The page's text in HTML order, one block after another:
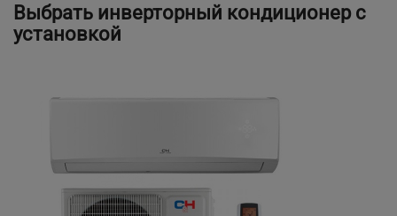
Выбрать инверторный кондиционер с
установкой